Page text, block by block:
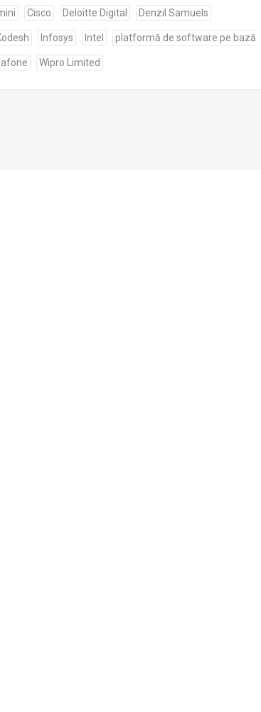
Cisco Deloitte Digital Denzil Samuels
Infosys Intel platformă de software pe bază
Wipro Limited